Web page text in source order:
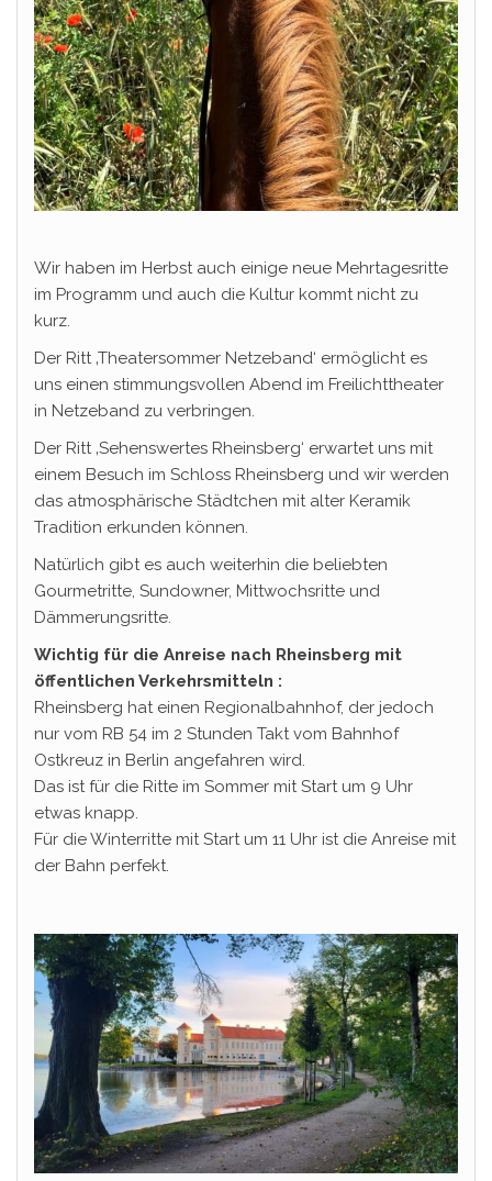
Wir haben im Herbst auch einige neue Mehrtagesritte
im Programm und auch die Kultur kommt nicht zu
kurz.
Der Ritt ‚Theatersommer Netzeband‘ ermöglicht es
uns einen stimmungsvollen Abend im Freilichttheater
in Netzeband zu verbringen.
Der Ritt ‚Sehenswertes Rheinsberg‘ erwartet uns mit
einem Besuch im Schloss Rheinsberg und wir werden
das atmosphärische Städtchen mit alter Keramik
Tradition erkunden können.
Natürlich gibt es auch weiterhin die beliebten
Gourmetritte, Sundowner, Mittwochsritte und
Dämmerungsritte.
Wichtig für die Anreise nach Rheinsberg mit
öffentlichen Verkehrsmitteln :
Rheinsberg hat einen Regionalbahnhof, der jedoch
nur vom RB 54 im 2 Stunden Takt vom Bahnhof
Ostkreuz in Berlin angefahren wird.
Das ist für die Ritte im Sommer mit Start um 9 Uhr
etwas knapp.
Für die Winterritte mit Start um 11 Uhr ist die Anreise mit
der Bahn perfekt.